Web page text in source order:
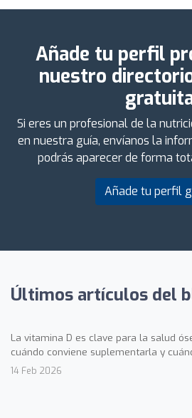
Añade tu perfil
nuestro
Si eres un profesional de la
en nuestra guía, envíanos la
podrás aparecer de forma
Añade tu perfil
Últimos artículos del
La vitamina D es clave para la salud
cuándo conviene suplementarla y
14 Feb 2026